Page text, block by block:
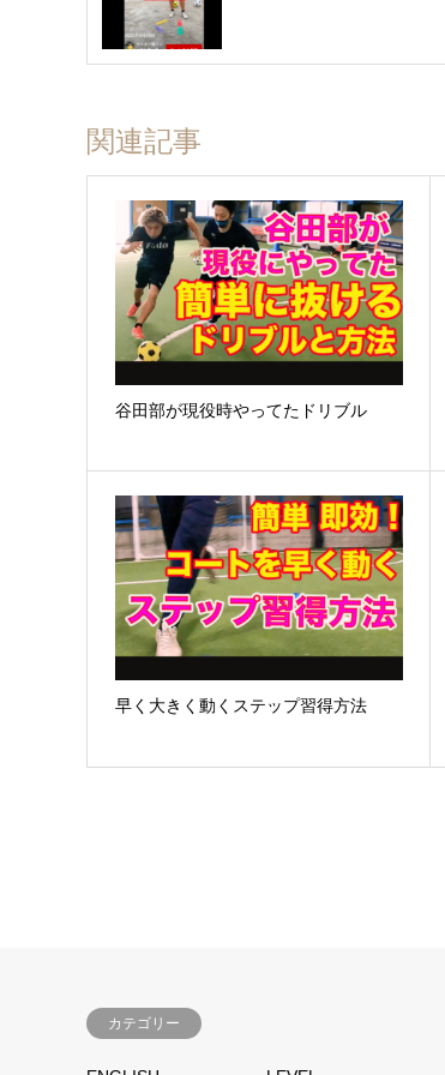
関連記事
谷田部が現役時やってたドリブル
早く大きく動くステップ習得方法
カテゴリー